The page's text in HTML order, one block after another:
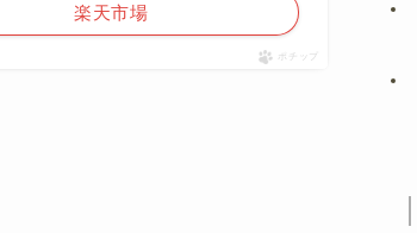
楽天市場
ポチップ